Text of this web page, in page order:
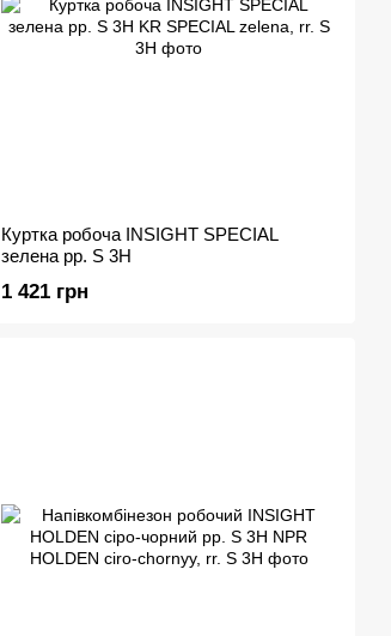
Куртка робоча INSIGHT SPECIAL
зелена рр. S 3H
1 421 грн